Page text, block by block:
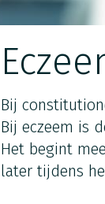
Bij
Bij eczeem is
Het begint
later tijdens